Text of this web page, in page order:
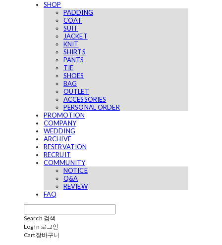
SHOP
PADDING
COAT
SUIT
JACKET
KNIT
SHIRTS
PANTS
TIE
SHOES
BAG
OUTLET
ACCESSORIES
PERSONAL ORDER
PROMOTION
COMPANY
WEDDING
ARCHIVE
RESERVATION
RECRUIT
COMMUNITY
NOTICE
Q&A
REVIEW
FAQ
Search 검색
Log In 로그인
Cart장바구니